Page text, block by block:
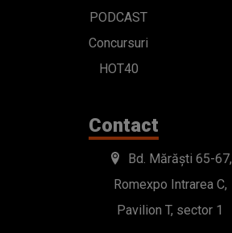
PODCAST
Concursuri
HOT40
Contact
Bd. Mărăști 65-67,
Romexpo Intrarea C,
Pavilion T, sector 1